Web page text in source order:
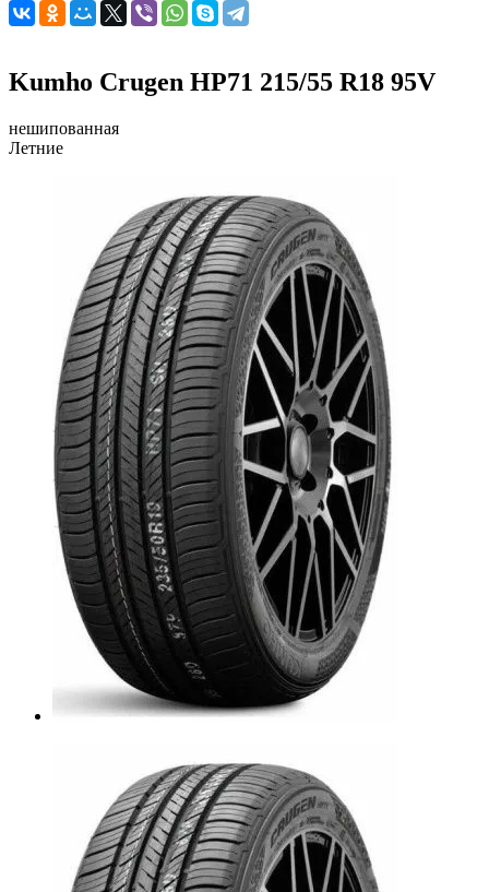
Kumho Crugen HP71 215/55 R18 95V
нешипованная
Летние